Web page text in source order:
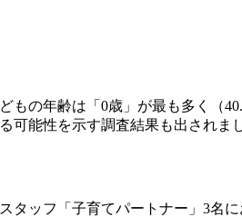
もの年齢は「0歳」が最も多く（
可能性を示す調査結果も出され
タッフ「子育てパートナー」3名